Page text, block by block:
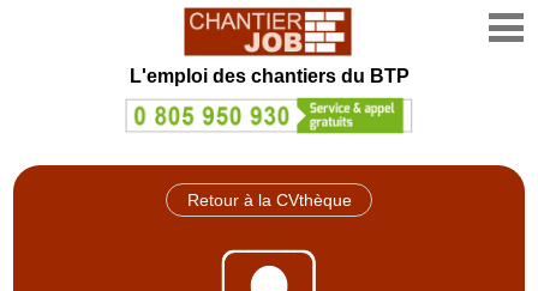
L'emploi des chantiers du BTP
Retour à la CVthèque